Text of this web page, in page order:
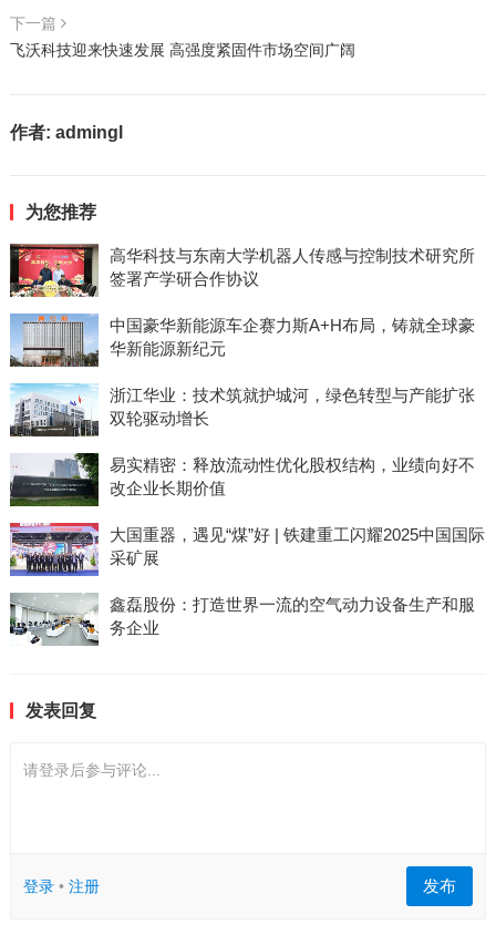
下一篇
飞沃科技迎来快速发展 高强度紧固件市场空间广阔
作者: admingl
为您推荐
高华科技与东南大学机器人传感与控制技术研究所
签署产学研合作协议
中国豪华新能源车企赛力斯A+H布局，铸就全球豪
华新能源新纪元
浙江华业：技术筑就护城河，绿色转型与产能扩张
双轮驱动增长
易实精密：释放流动性优化股权结构，业绩向好不
改企业长期价值
大国重器，遇见“煤”好 | 铁建重工闪耀2025中国国际
采矿展
鑫磊股份：打造世界一流的空气动力设备生产和服
务企业
发表回复
请登录后参与评论...
登录• 注册 发布